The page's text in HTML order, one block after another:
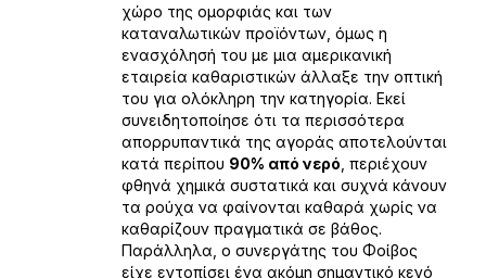
χώρο της ομορφιάς και των
καταναλωτικών προϊόντων, όμως η
ενασχόλησή του με μια αμερικανική
εταιρεία καθαριστικών άλλαξε την οπτική
του για ολόκληρη την κατηγορία. Εκεί
συνειδητοποίησε ότι τα περισσότερα
απορρυπαντικά της αγοράς αποτελούνται
κατά περίπου 90% από νερό , περιέχουν
φθηνά χημικά συστατικά και συχνά κάνουν
τα ρούχα να φαίνονται καθαρά χωρίς να
καθαρίζουν πραγματικά σε βάθος.
Παράλληλα, ο συνεργάτης του Φοίβος
είχε εντοπίσει ένα ακόμη σημαντικό κενό